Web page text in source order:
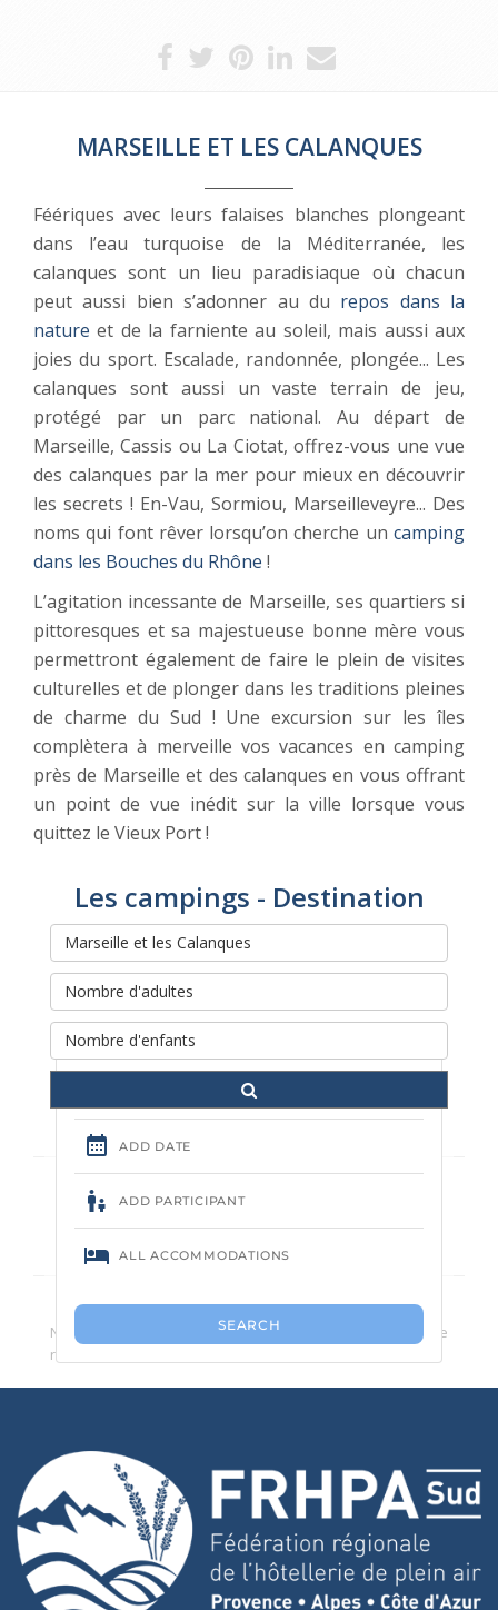
MARSEILLE ET LES CALANQUES
Féériques avec leurs falaises blanches plongeant
dans l’eau turquoise de la Méditerranée, les
calanques sont un lieu paradisiaque où chacun
peut aussi bien s’adonner au du repos dans la
nature et de la farniente au soleil, mais aussi aux
joies du sport. Escalade, randonnée, plongée... Les
calanques sont aussi un vaste terrain de jeu,
protégé par un parc national. Au départ de
Marseille, Cassis ou La Ciotat, offrez-vous une vue
des calanques par la mer pour mieux en découvrir
les secrets ! En-Vau, Sormiou, Marseilleveyre... Des
noms qui font rêver lorsqu’on cherche un camping
dans les Bouches du Rhône !
L’agitation incessante de Marseille, ses quartiers si
pittoresques et sa majestueuse bonne mère vous
permettront également de faire le plein de visites
culturelles et de plonger dans les traditions pleines
de charme du Sud ! Une excursion sur les îles
complètera à merveille vos vacances en camping
près de Marseille et des calanques en vous offrant
un point de vue inédit sur la ville lorsque vous
quittez le Vieux Port !
Les campings - Destination
Rechercher et réserver votre
séjour
Aucun camping trouvé.
Nous vous conseillons de réduire le nombre de critères de
recherche.